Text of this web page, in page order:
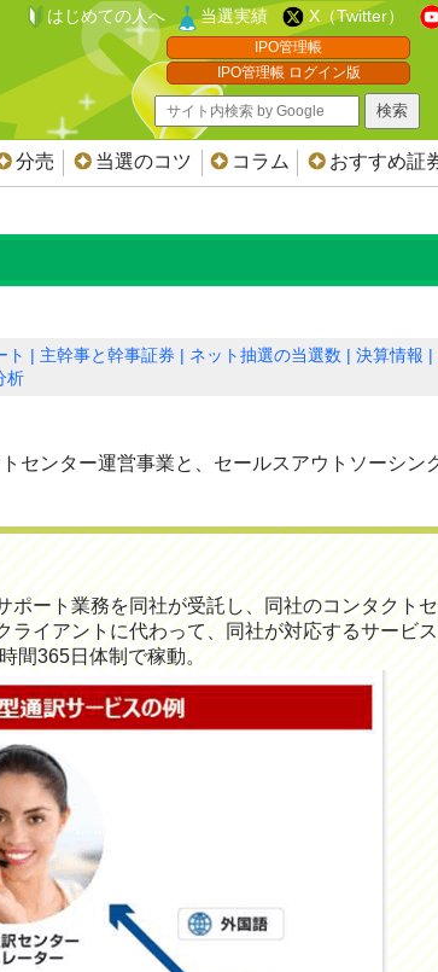
はじめての人へ 当選実績 X（Twitter）
IPO管理帳
IPO管理帳 ログイン版
分売 当選のコツ コラム おすすめ証
ト 主幹事と幹事証券 ネット抽選の当選数 決算情報
析
センター運営事業と、セールスアウトソーシン
ポート業務を同社が受託し、同社のコンタクト
イアントに代わって、同社が対応するサービス
間365日体制で稼動。